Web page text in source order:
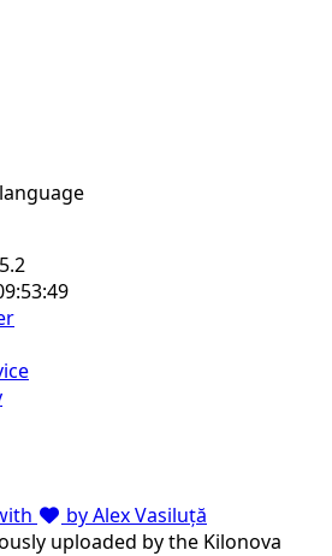
by Alex Vasiluță
uploaded by the Kilonova